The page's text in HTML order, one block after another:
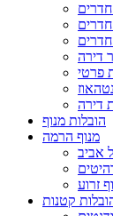
דירה
פרטי
דירה
הובלות מנוף
מנוף הרמה
אביב
זרוע
קטנות